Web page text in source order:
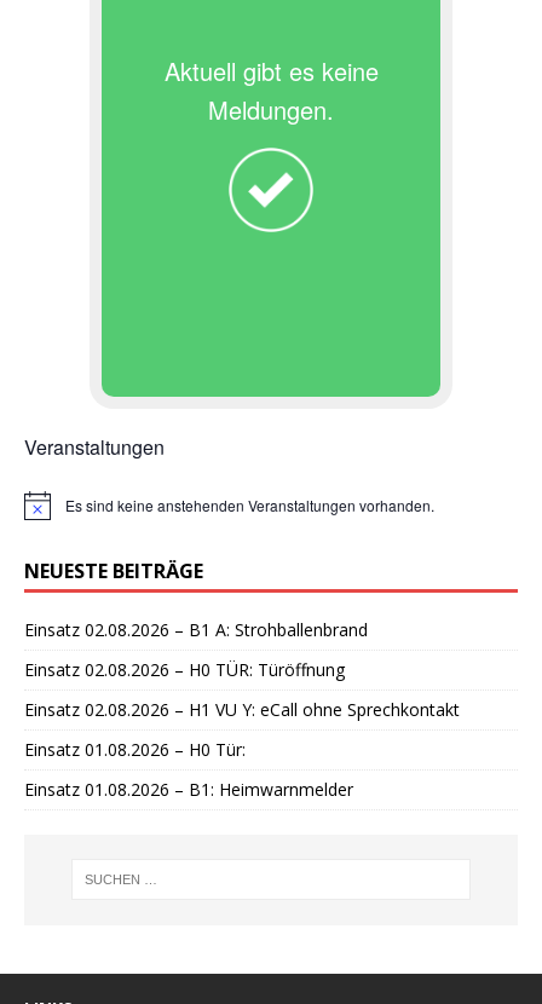
Aktuell gibt es keine
Meldungen.
Veranstaltungen
H
w
e
s
Es sind keine anstehenden Veranstaltungen vorhanden.
NEUESTE BEITRÄGE
Einsatz 02.08.2026 – B1 A: Strohballenbrand
Einsatz 02.08.2026 – H0 TÜR: Türöffnung
Einsatz 02.08.2026 – H1 VU Y: eCall ohne Sprechkontakt
Einsatz 01.08.2026 – H0 Tür:
Einsatz 01.08.2026 – B1: Heimwarnmelder